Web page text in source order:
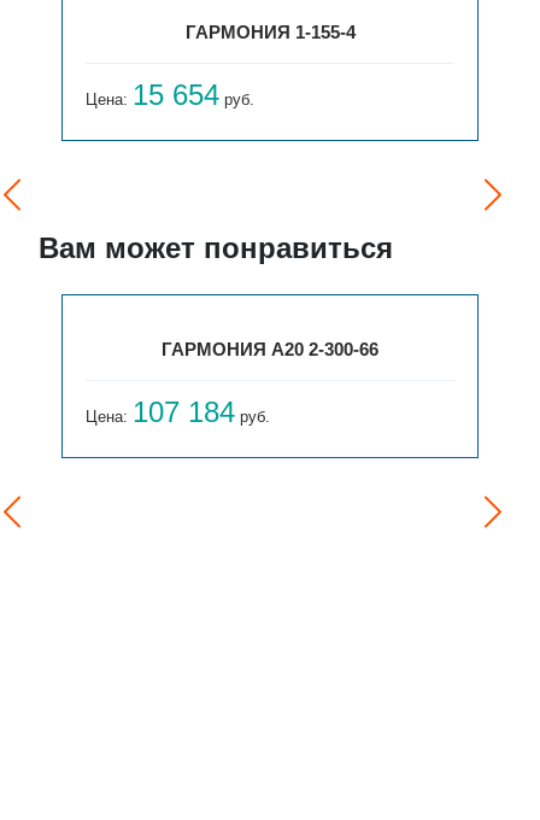
ГАРМОНИЯ 1-155-4
Цена: 15 654 руб.
Вам может понравиться
ГАРМОНИЯ А20 2-300-66
Цена: 107 184 руб.